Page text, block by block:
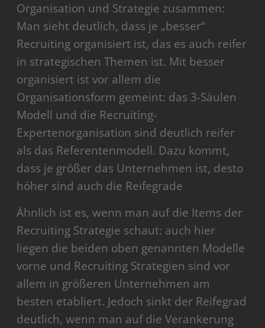
Organisation und Strategie zusammen:
Man sieht deutlich, dass je „besser“
Recruiting organisiert ist, das es auch reifer
in strategischen Themen ist. Mit besser
organisiert ist vor allem die
Organisationsform gemeint: das 3-Säulen
Modell und die Recruiting-
Expertenorganisation sind deutlich reifer
als das Referentenmodell. Dazu kommt,
dass je größer das Unternehmen ist, desto
höher sind auch die Reifegrade
Ähnlich ist es, wenn man auf die Items der
Recruiting Strategie schaut: auch hier
liegen die beiden oben genannten Modelle
vorne und Recruiting Strategien sind vor
allem in größeren Unternehmen am
besten etabliert. Jedoch sinkt der Reifegrad
deutlich, wenn man auf die Verankerung